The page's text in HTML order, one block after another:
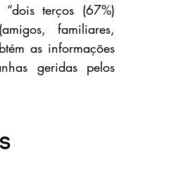
terços (67%)
familiares,
as informações
geridas pelos